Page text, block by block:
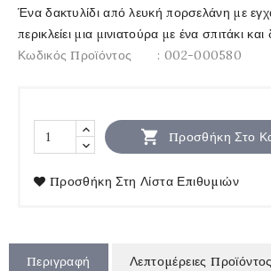
Ένα δακτυλίδι από λευκή πορσελάνη με
περικλείει μια μινιατούρα με ένα σπιτάκι και
Κωδικός Προϊόντος
: 002-000580
 Προσθήκη Στο
Προσθήκη Στη Λίστα Επιθυμιών
Περιγραφή Λεπτομέρειες Προϊόντος